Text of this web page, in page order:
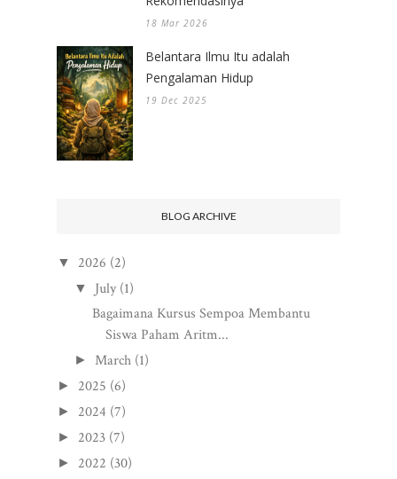
18 Mar 2026
Belantara Ilmu Itu adalah
Pengalaman Hidup
19 Dec 2025
BLOG ARCHIVE
▼ 2026 (2)
▼ July (1)
Bagaimana Kursus Sempoa Membantu
Siswa Paham Aritm...
► March (1)
► 2025 (6)
► 2024 (7)
► 2023 (7)
► 2022 (30)